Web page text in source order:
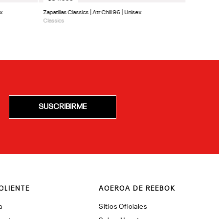
Zapatillas Classics | Atr Chill 96 | Unisex
Classics
SUSCRIBIRME
ACERCA DE REEBOK
Sitios Oficiales